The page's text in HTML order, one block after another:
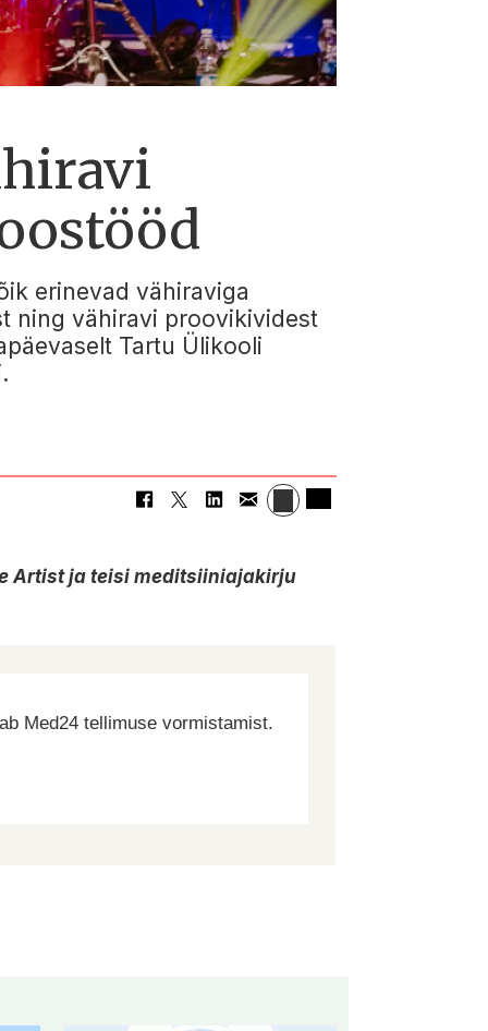
erinevad vähiraviga
ning vähiravi proovikividest
Tartu Ülikooli
Artist ja teisi meditsiiniajakirju
Med24 tellimuse vormistamist.